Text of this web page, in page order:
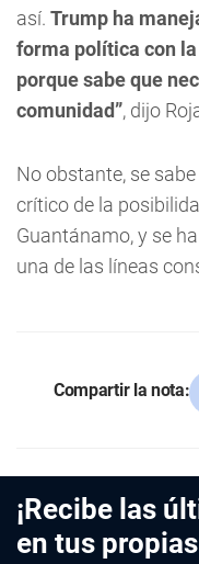
así. Trump ha
forma política con
porque sabe que
comunidad”, dijo
No obstante, se
crítico de la
Guantánamo, y se
una de las líneas
Compartir la nota:
¡Recibe las
en tus